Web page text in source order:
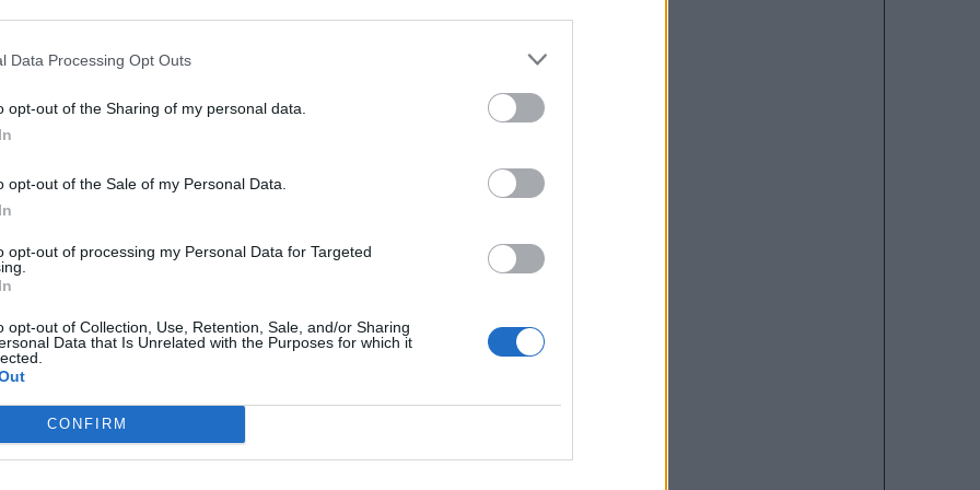
Data Processing Opt Outs
opt-out of the Sharing of my personal data.
opt-out of the Sale of my Personal Data.
opt-out of processing my Personal Data for Targeted
opt-out of Collection, Use, Retention, Sale, and/or Sharing
Data that Is Unrelated with the Purposes for which it
CONFIRM
per Murillo. Savona
in Premier League. L’ex Juventus avrà spazio?
Nuovo contratto fino al
L’accordo durerà per altri 4 anni
Murillo, 4 squadre in corsa